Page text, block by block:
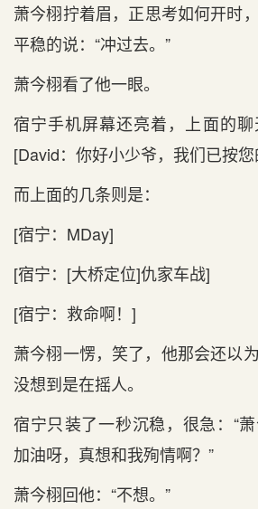
萧今栩拧着眉，正‌思考如何开时
平稳的说：“冲过去。”
萧今栩看了他一眼。
宿宁手机屏幕还亮着，上面的聊
[David：你好小少爷，我们已按
而上面的几条则是‌：
[宿宁：MDay]
[宿宁：[大桥定位]仇家车战]
[宿宁：救命啊！]
萧今栩一愣，笑了，他那会还以
没想到‌是‌在摇人。
宿宁只‌装了一秒沉稳，很急：“萧
加油呀，真想和‌我殉情啊？”
萧今栩回他：“不‌想。”